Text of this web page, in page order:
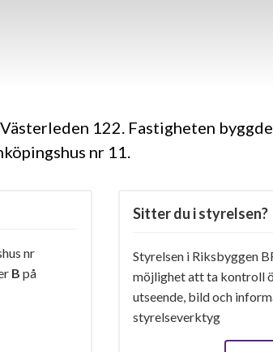
122. Fastigheten
nr 11.
nr
B på
Sitter du i styrelsen?
Styrelsen i Riksbyggen
möjlighet att ta kontroll
utseende, bild och
styrelseverktyg